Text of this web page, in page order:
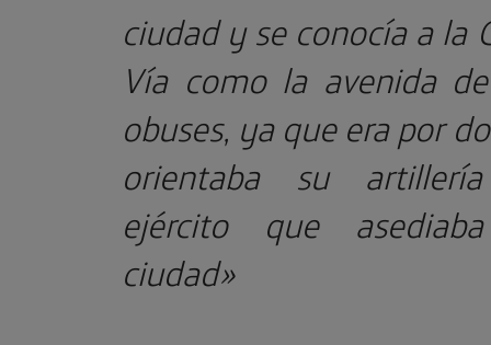
ciudad y se conocía a la
Vía como la avenida
obuses, ya que era por
orientaba su
ejército que
ciudad»